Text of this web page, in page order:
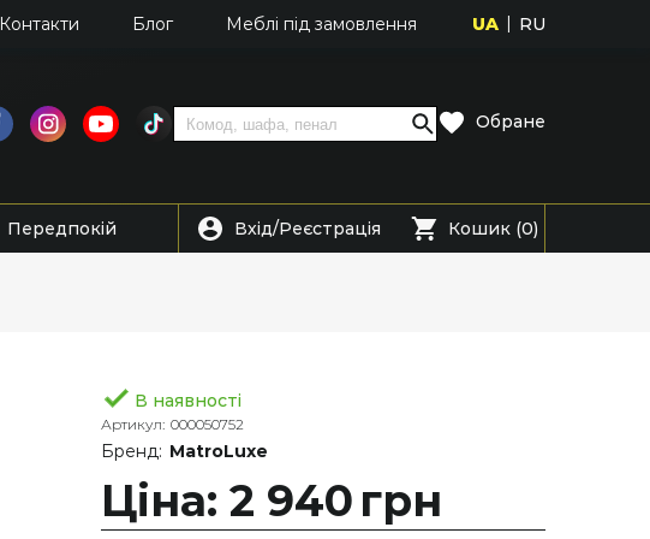
Контакти Блог Меблі під замовлення UA RU
Обране
Передпокій Вхід/Реєстрація Кошик (0)
В наявності
Артикул: 000050752
Бренд: MatroLuxe
Ціна: 2 940 грн